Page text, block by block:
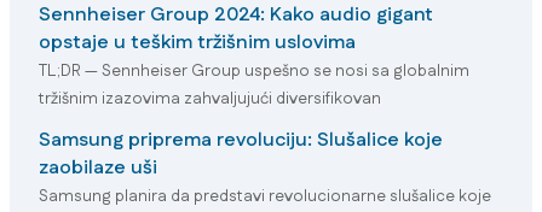
Sennheiser Group 2024: Kako audio gigant
opstaje u teškim tržišnim uslovima
TL;DR — Sennheiser Group uspešno se nosi sa globalnim
tržišnim izazovima zahvaljujući diversifikovan
Samsung priprema revoluciju: Slušalice koje
zaobilaze uši
Samsung planira da predstavi revolucionarne slušalice koje